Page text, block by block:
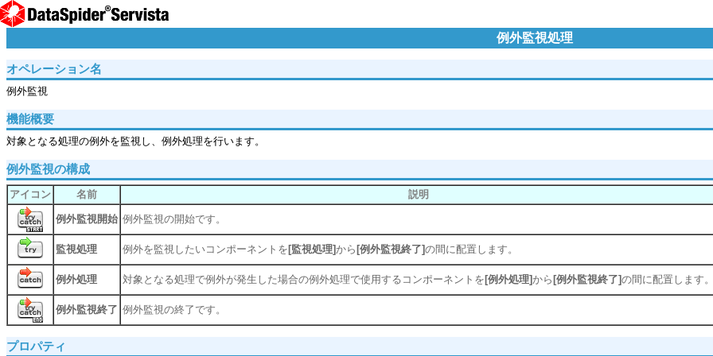
例外監視処理
オペレーション名
例外監視
機能概要
対象となる処理の例外を監視し、例外処理を行います。
例外監視の構成
アイコン 名前 説明
例外監視開始 例外監視の開始です。
監視処理 例外を監視したいコンポーネントを [監視処理]から [例外監視終了]の間に配置します。
例外処理 対象となる処理で例外が発生した場合の例外処理で使用するコンポーネントを [例外処理]から [例外監視終了]の間に配置します
例外監視終了 例外監視の終了です。
プロパティ